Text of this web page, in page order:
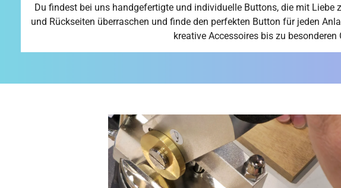
Du findest bei uns handgefertigte und individuelle Buttons, die mit
und Rückseiten überraschen und finde den perfekten Button für jeden
kreative Accessoires bis zu besonderen